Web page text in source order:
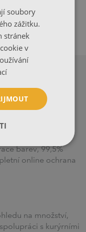
barev, 99,5%
online ochrana
na množství,
s kurýrními
soubory
zážitku.
stránek
v